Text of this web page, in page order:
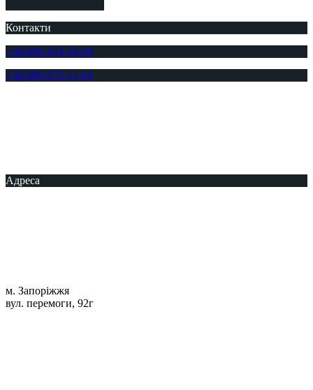
Контакти
+38-096-924-58-04
+38-099-076-51-64
Адреса
м. Запоріжжя
вул. перемоги, 92г